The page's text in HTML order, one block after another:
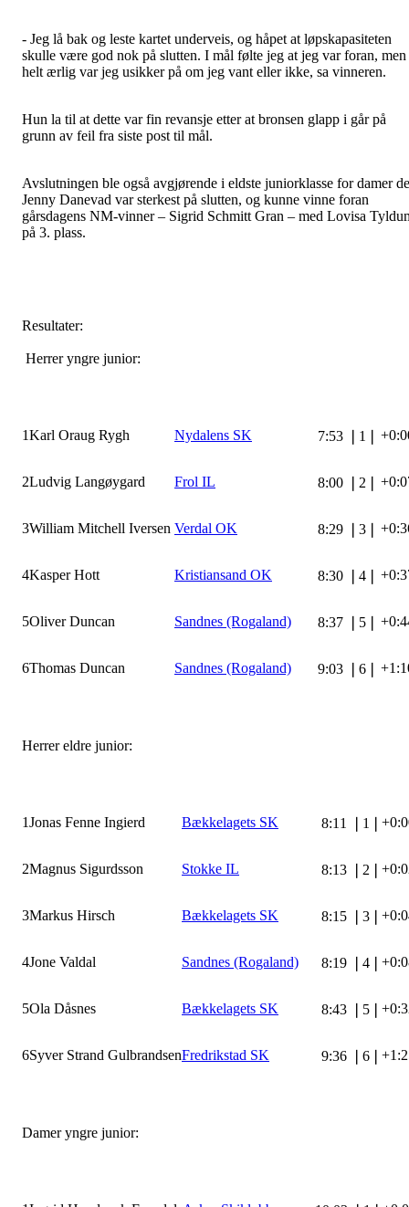
- Jeg lå bak og leste kartet underveis, og håpet at løpskapasiteten
skulle være god nok på slutten. I mål følte jeg at jeg var foran, men
helt ærlig var jeg usikker på om jeg vant eller ikke, sa vinneren.
Hun la til at dette var fin revansje etter at bronsen glapp i går på
grunn av feil fra siste post til mål.
Avslutningen ble også avgjørende i eldste juniorklasse for damer
Jenny Danevad var sterkest på slutten, og kunne vinne foran
gårsdagens NM-vinner – Sigrid Schmitt Gran – med Lovisa
på 3. plass.
Resultater:
Herrer yngre junior:
1Karl Oraug Rygh Nydalens SK 7:53 1
2Ludvig Langøygard Frol IL 8:00 2
3William Mitchell Iversen Verdal OK 8:29 3
4Kasper Hott Kristiansand OK 8:30 4
5Oliver Duncan Sandnes (Rogaland) 8:37 5
6Thomas Duncan Sandnes (Rogaland) 9:03 6
Herrer eldre junior:
1Jonas Fenne Ingierd Bækkelagets SK 8:11 1
2Magnus Sigurdsson Stokke IL 8:13 2
3Markus Hirsch Bækkelagets SK 8:15 3
4Jone Valdal Sandnes (Rogaland) 8:19 4
5Ola Dåsnes Bækkelagets SK 8:43 5
6Syver Strand GulbrandsenFredrikstad SK 9:36 6
Damer yngre junior: